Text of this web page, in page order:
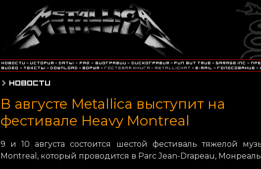
В августе Metallica выступит на
фестивале Heavy Montreal
9 и 10 августа состоится шестой фестиваль тяжелой
Montreal, который проводится в Parc Jean-Drapeau,